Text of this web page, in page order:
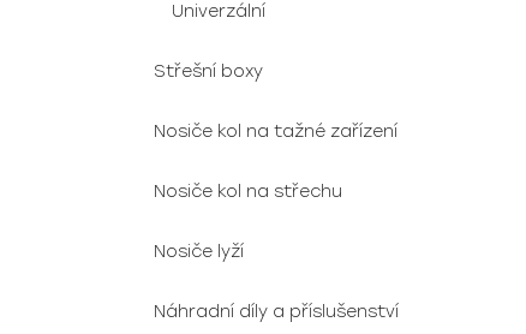
Univerzální
Střešní boxy
Nosiče kol na tažné zařízení
Nosiče kol na střechu
Nosiče lyží
Náhradní díly a příslušenství